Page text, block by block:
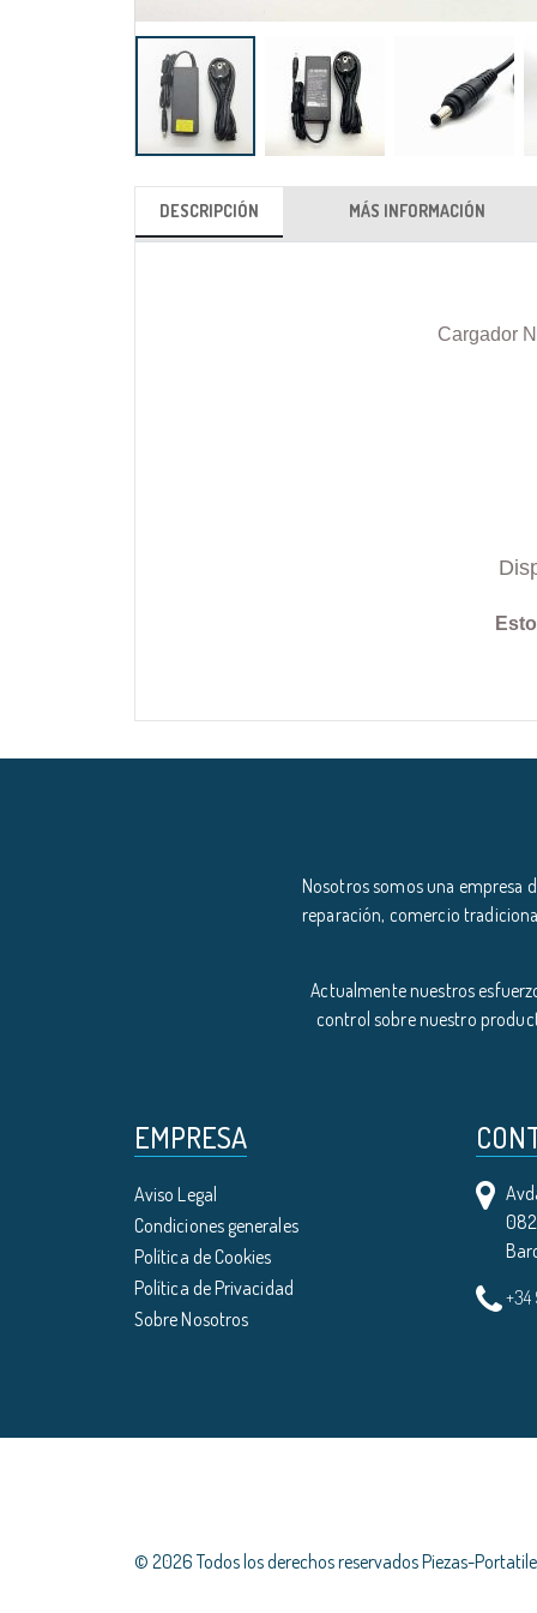
DESCRIPCIÓN
Cargador
MÁS INFORMACIÓN
Nosotros somos una empresa
reparación, comercio
Actualmente nuestros
control sobre nuestro
EMPRESA
Aviso Legal
Condiciones generales
Política de Cookies
Política de Privacidad
Sobre Nosotros
© 2026 Todos los derechos reservados Piezas-